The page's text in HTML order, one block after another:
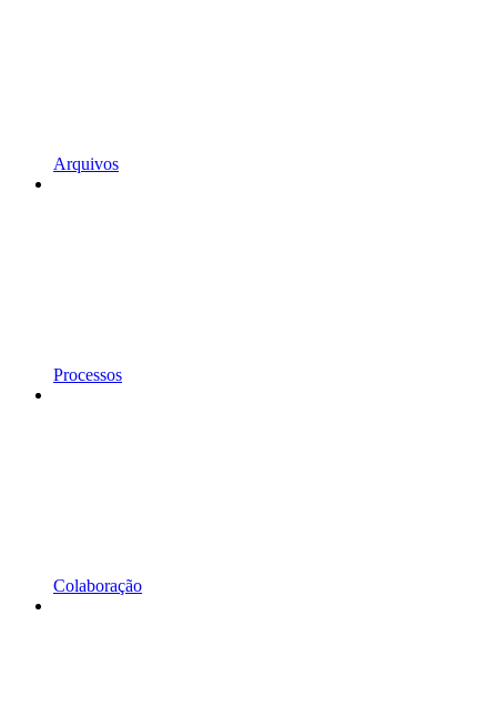
Arquivos
Processos
Colaboração